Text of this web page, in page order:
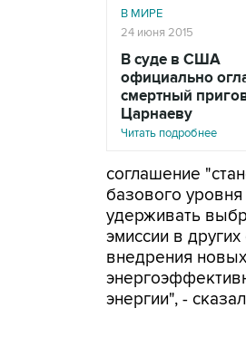
В МИРЕ
24 июня 2015
В суде в США
официально
смертный
Царнаеву
Читать подробнее
соглашение
базового
удерживать
эмиссии в
внедрения
энергии", -